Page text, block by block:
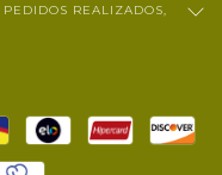
REALIZADOS,